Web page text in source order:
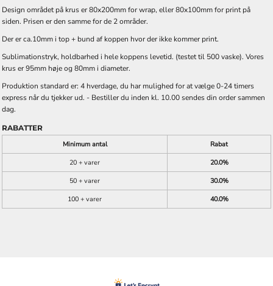
Design området på krus er 80x200mm for wrap, eller 80x100mm for print på
siden. Prisen er den samme for de 2 områder.
Der er ca.10mm i top + bund af koppen hvor der ikke kommer print.
Sublimationstryk, holdbarhed i hele koppens levetid. (testet til 500 vaske). Vores
krus er 95mm høje og 80mm i diameter.
Produktion standard er: 4 hverdage, du har mulighed for at vælge 0-24 timers
express når du tjekker ud. - Bestiller du inden kl. 10.00 sendes din order sammen
dag.
RABATTER
Minimum antal
Rabat
20 + varer
20.0%
50 + varer
30.0%
100 + varer
40.0%